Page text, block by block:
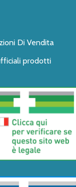
Di Vendita
prodotti